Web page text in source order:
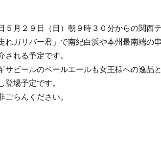
５月２９日（日）朝９時３０分からの関西
走れガリバー君」で南紀白浜や本州最南端の
される予定です。
サビールのペールエールも女王様への逸品
登場予定です。
ごらんください。